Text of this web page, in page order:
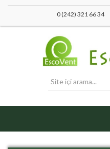
0 (242) 321 66 34